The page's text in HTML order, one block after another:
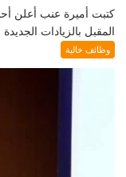
كتبت أميرة عنب أعلن
المقبل بالزيادات الجديدة
وظائف خالية